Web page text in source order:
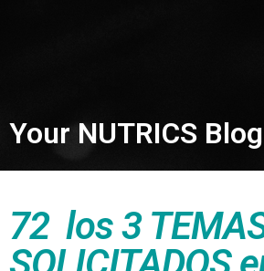
Your NUTRICS Blog
72 los 3